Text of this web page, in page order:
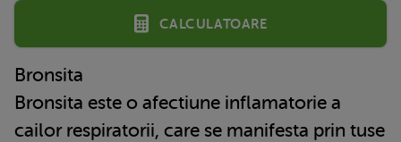
Calculatoare
Bronsita
Bronsita este o afectiune inflamatorie a
cailor respiratorii, care se manifesta prin tuse